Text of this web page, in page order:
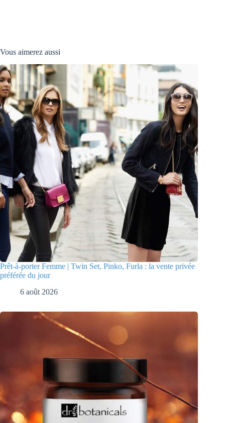
Vous aimerez aussi
Prêt-à-porter Femme | Twin Set, Pinko, Furla : la vente privée
préférée du jour
6 août 2026